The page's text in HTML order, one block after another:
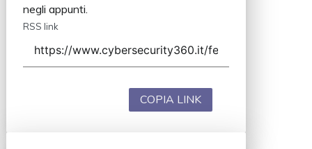
negli appunti.
RSS link
COPIA LINK